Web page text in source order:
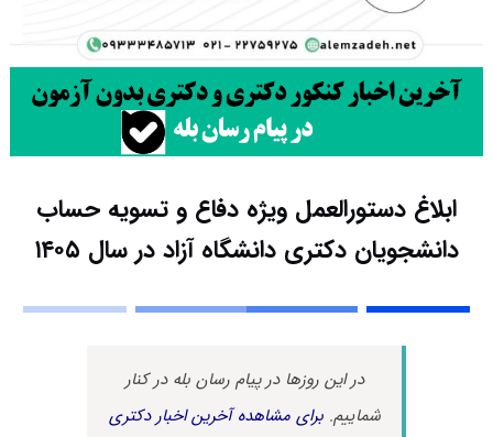
ابلاغ دستورالعمل ویژه دفاع و تسویه حساب
دانشجویان دکتری دانشگاه آزاد در سال ۱۴۰۵
در این روزها در پیام رسان بله در کنار
شماییم.برای مشاهده آخرین اخبار دکتری